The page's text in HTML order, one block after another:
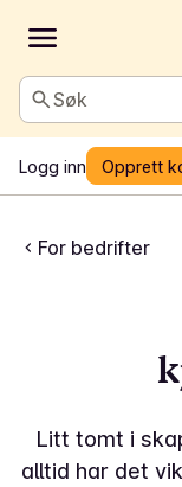
Søk
Logg inn Opprett
For bedrifter
Litt tomt i
alltid har det